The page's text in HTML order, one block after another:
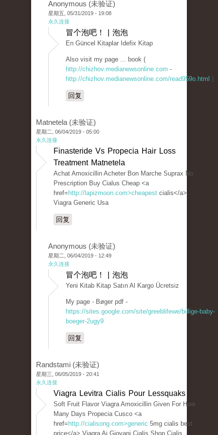
Anonymous (未验证)
星期五, 05/31/2019 - 19:08
永久连接
冒个泡吧！ | 泡泡
En Güncel Kitaplar Idefix Kitap
Also visit my page ... book (
http://chizhov.medianewsonline.com -
http://chizhov.medianewsonline.com/read959o.html )
回复
Matnetela (未验证)
星期二, 06/04/2019 - 05:00
永久连接
Finasteride Vs Propecia Hair Loss
Treatment Matnetela
Achat Amoxicillin Acheter Bon Marche Suprax No
Prescription Buy Cialus Cheap <a
href= http://lapizmoon.com>cheapest cialis</a>
Viagra Generic Usa
回复
Anonymous (未验证)
星期二, 06/04/2019 - 12:49
永久连接
冒个泡吧！ | 泡泡
Yeni Kitab Kitap Satın Al Kargo Ücretsiz
My page - Bøger pdf -
https://sites.google.com/site/greeblifewe/billige-baby-
boeger-2ugy9
回复
Randstami (未验证)
星期三, 06/05/2019 - 20:41
永久连接
Viagra Levitra Cialis Pour Lessquaks
Soft Fruit Flavor Viagra Amoxicillin Given For How
Many Days Propecia Cusco <a
href= http://cialisong.com>generic 5mg cialis best
price</a> Viagra Ai Giovani Cialis Shop Cialis